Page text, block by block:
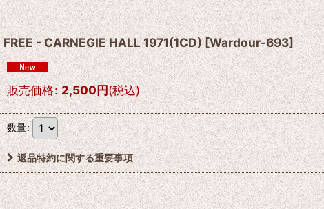
FREE - CARNEGIE HALL 1971(1CD)[Wardour-693]
販売価格: 2,500円(税込)
数量:
返品特約に関する重要事項